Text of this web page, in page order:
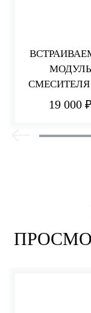
МОДУЛЬ
РАКОВИНЫ/
19 000 ₽